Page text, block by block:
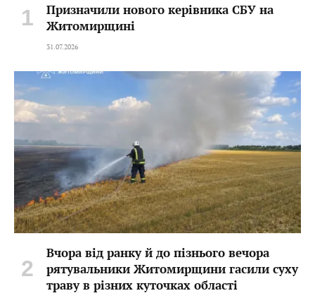
Призначили нового керівника СБУ на
Житомирщині
31.07.2026
Вчора від ранку й до пізнього вечора
рятувальники Житомирщини гасили суху
траву в різних куточках області